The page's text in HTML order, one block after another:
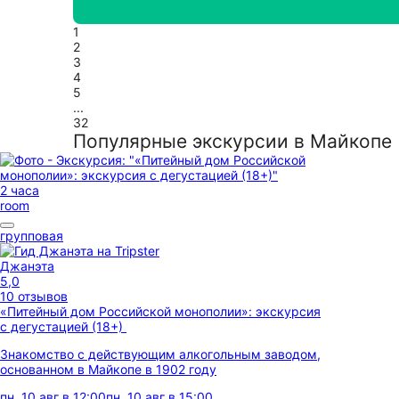
1
2
3
4
5
...
32
Популярные экскурсии в Майкопе
2 часа
room
групповая
Джанэта
5,0
10 отзывов
«Питейный дом Российской монополии»: экскурсия
с дегустацией (18+)
Знакомство с действующим алкогольным заводом,
основанном в Майкопе в 1902 году